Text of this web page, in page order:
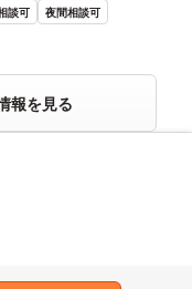
談可 夜間相談可
報を見る